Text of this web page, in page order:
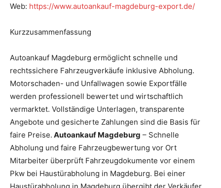
Web: https://www.autoankauf-magdeburg-export.de/
Kurzzusammenfassung
Autoankauf Magdeburg ermöglicht schnelle und
rechtssichere Fahrzeugverkäufe inklusive Abholung.
Motorschaden- und Unfallwagen sowie Exportfälle
werden professionell bewertet und wirtschaftlich
vermarktet. Vollständige Unterlagen, transparente
Angebote und gesicherte Zahlungen sind die Basis für
faire Preise. Autoankauf Magdeburg – Schnelle
Abholung und faire Fahrzeugbewertung vor Ort
Mitarbeiter überprüft Fahrzeugdokumente vor einem
Pkw bei Haustürabholung in Magdeburg. Bei einer